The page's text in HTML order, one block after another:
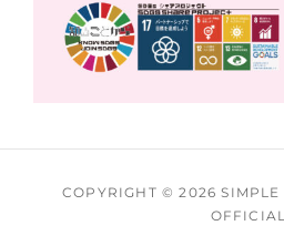
COPYRIGHT © 2026SIMPLE
OFFICIAL